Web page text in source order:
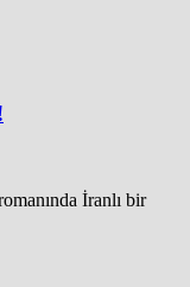
İranlı bir